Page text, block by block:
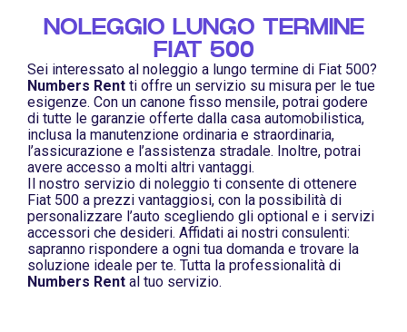
NOLEGGIO LUNGO TERMINE
FIAT 500
Sei interessato al noleggio a lungo termine di Fiat 500?
Numbers Rent ti offre un servizio su misura per le tue
esigenze. Con un canone fisso mensile, potrai godere
di tutte le garanzie offerte dalla casa automobilistica,
inclusa la manutenzione ordinaria e straordinaria,
l’assicurazione e l’assistenza stradale. Inoltre, potrai
avere accesso a molti altri vantaggi.
Il nostro servizio di noleggio ti consente di ottenere
Fiat 500 a prezzi vantaggiosi, con la possibilità di
personalizzare l’auto scegliendo gli optional e i servizi
accessori che desideri. Affidati ai nostri consulenti:
sapranno rispondere a ogni tua domanda e trovare la
soluzione ideale per te. Tutta la professionalità di
Numbers Rent al tuo servizio.